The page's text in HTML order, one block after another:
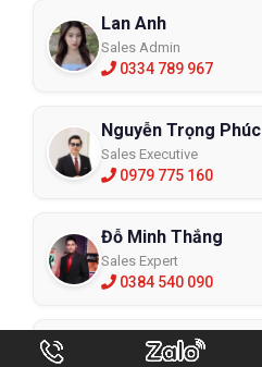
Lan Anh
Sales Admin
0334 789 967
Nguyễn Trọng Phúc
Sales Executive
0979 775 160
Đỗ Minh Thắng
Sales Expert
0384 540 090
Phú Huy